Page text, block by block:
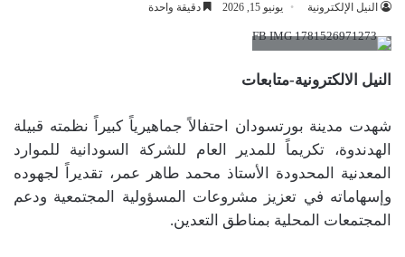
النيل الإلكترونية يونيو 15, 2026 دقيقة واحدة
النيل الالكترونية-متابعات
شهدت مدينة بورتسودان احتفالاً جماهيرياً كبيراً نظمته قبيلة
الهدندوة، تكريماً للمدير العام للشركة السودانية للموارد
المعدنية المحدودة الأستاذ محمد طاهر عمر، تقديراً لجهوده
وإسهاماته في تعزيز مشروعات المسؤولية المجتمعية ودعم
المجتمعات المحلية بمناطق التعدين.